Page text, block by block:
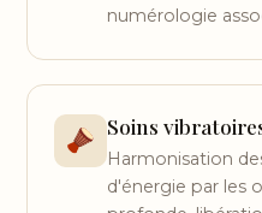
numérologie
Soins
Harmonisation
d'énergie par les